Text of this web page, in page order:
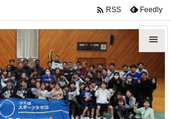


メニュ

サイド
 RSS Feedly